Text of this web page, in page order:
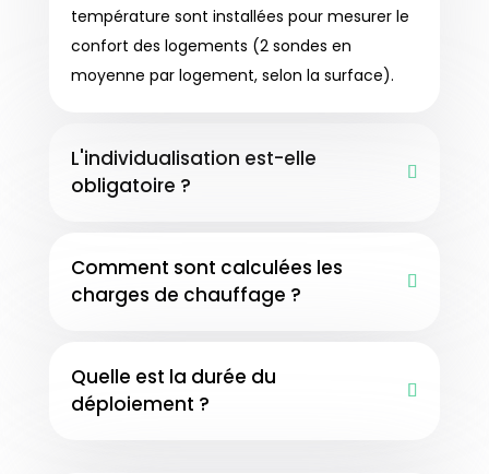
température sont installées pour mesurer le
confort des logements (2 sondes en
moyenne par logement, selon la surface).
L'individualisation est-elle
obligatoire ?
Comment sont calculées les
charges de chauffage ?
Quelle est la durée du
déploiement ?